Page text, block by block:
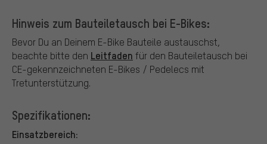
Hinweis zum Bauteiletausch bei E-Bikes:
Bevor Du an Deinem E-Bike Bauteile austauschst,
beachte bitte den Leitfaden für den Bauteiletausch bei
CE-gekennzeichneten E-Bikes / Pedelecs mit
Tretunterstützung.
Spezifikationen:
Einsatzbereich: